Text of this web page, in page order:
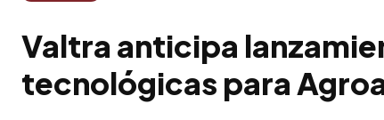
Valtra anticipa
tecnológicas para